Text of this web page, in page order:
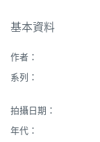
市
基本資料
作者：
系列：
拍攝日期：
年代：